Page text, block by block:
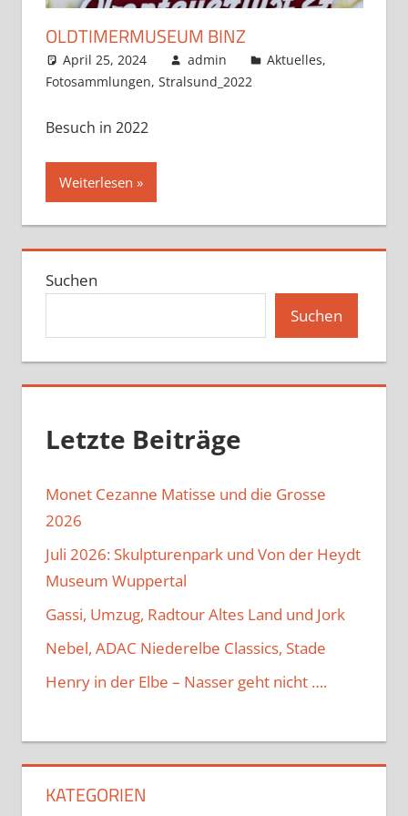
OLDTIMERMUSEUM BINZ
April 25, 2024 admin Aktuelles,
Fotosammlungen, Stralsund_2022
Besuch in 2022
Weiterlesen
Suchen
Suchen
Letzte Beiträge
Monet Cezanne Matisse und die Grosse
2026
Juli 2026: Skulpturenpark und Von der Heydt
Museum Wuppertal
Gassi, Umzug, Radtour Altes Land und Jork
Nebel, ADAC Niederelbe Classics, Stade
Henry in der Elbe – Nasser geht nicht ….
KATEGORIEN